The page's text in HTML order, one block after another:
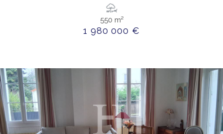
550 m²
1 980 000 €